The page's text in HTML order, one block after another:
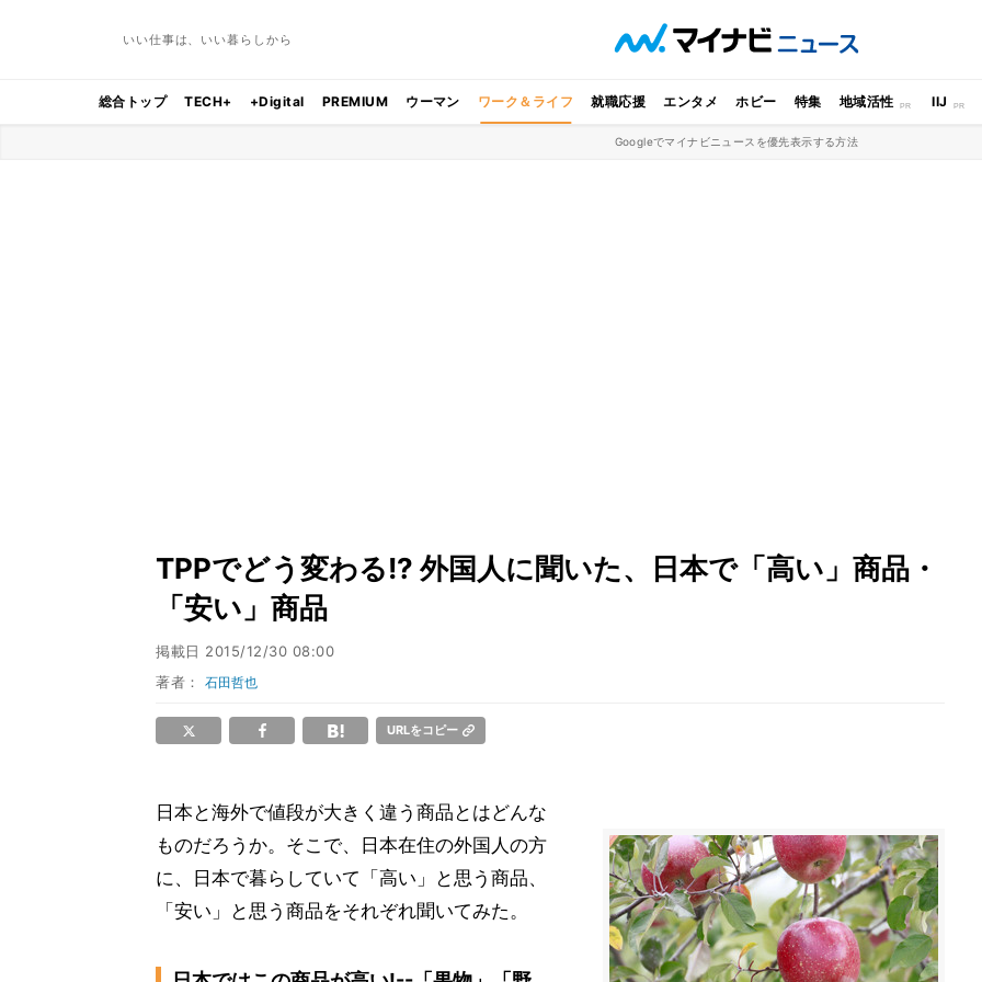
いい仕事は、いい暮らしから
総合トップ TECH+ +Digital PREMIUM ウーマン ワーク＆ライフ 就職応援 エンタメ ホビー 特集 地域活性 IIJ
Googleでマイナビニュースを優先表示する方法
TPPでどう変わる!? 外国人に聞いた、日本で「高い」商品・
「安い」商品
掲載日 2015/12/30 08:00
著者：石田哲也
URLをコピー
日本と海外で値段が大きく違う商品とはどんな
ものだろうか。そこで、日本在住の外国人の方
に、日本で暮らしていて「高い」と思う商品、
「安い」と思う商品をそれぞれ聞いてみた。